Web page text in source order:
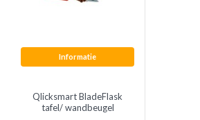
Informatie
Qlicksmart BladeFlask
tafel/ wandbeugel